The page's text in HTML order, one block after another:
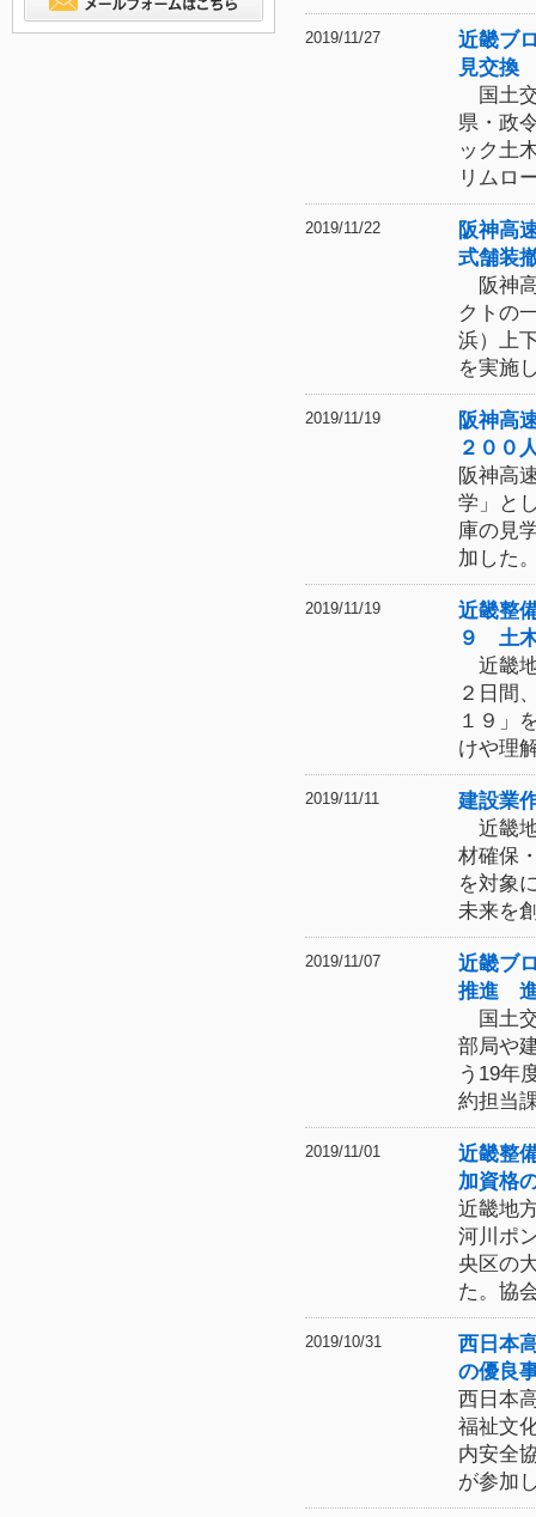
2019/11/27
近畿ブ
見交換
国土
県・政
ック土
リムロ
2019/11/22
阪神高
式舗装
阪神
クトの
浜）上
を実施
2019/11/19
阪神高
２００
阪神高
学」と
庫の見
加した
2019/11/19
近畿整
９ 土
近畿
２日間
１９」
けや理
2019/11/11
建設業
近畿
材確保
を対象
未来を
2019/11/07
近畿ブ
推進 進
国土
部局や
う19年
約担当
2019/11/01
近畿整
加資格
近畿地
河川ポ
央区の
た。協
2019/10/31
西日本
の優良
西日本
福祉文
内安全
が参加